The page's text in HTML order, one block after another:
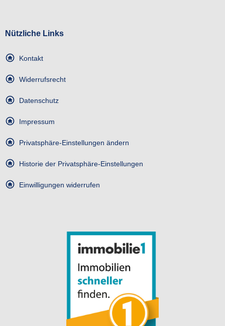
Nützliche Links
Kontakt
Widerrufsrecht
Datenschutz
Impressum
Privatsphäre-Einstellungen ändern
Historie der Privatsphäre-Einstellungen
Einwilligungen widerrufen